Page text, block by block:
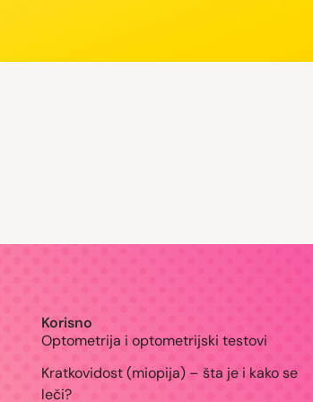
Korisno
Optometrija i optometrijski testovi
Kratkovidost (miopija) – šta je i kako se
leči?